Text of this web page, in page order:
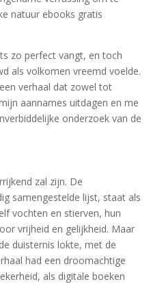
natuur ebooks gratis
zo perfect vangt, en toch
als volkomen vreemd voelde.
verhaal dat zowel tot
aannames uitdagen en me
onderzoek van de
zal zijn. De
samengestelde lijst, staat als
vochten en stierven, hun
vrijheid en gelijkheid. Maar
duisternis lokte, met de
had een droomachtige
als digitale boeken